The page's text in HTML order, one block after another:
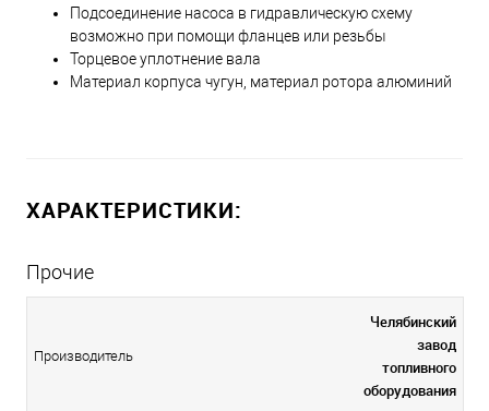
Подсоединение насоса в гидравлическую схему
возможно при помощи фланцев или резьбы
Торцевое уплотнение вала
Материал корпуса чугун, материал ротора алюминий
ХАРАКТЕРИСТИКИ:
Прочие
Производитель
Челябинский
завод
топливного
оборудования